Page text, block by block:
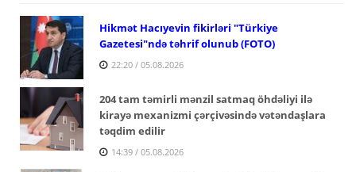
Hikmət Hacıyevin fikirləri "Türkiye
Gazetesi"ndə təhrif olunub (FOTO)
22:20 / 05.08.2026
204 tam təmirli mənzil satmaq öhdəliyi ilə
kirayə mexanizmi çərçivəsində vətəndaşlara
təqdim edilir
14:39 / 05.08.2026